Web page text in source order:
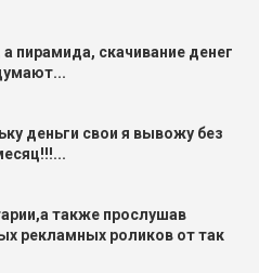
пирамида, скачивание денег
деньги свои я вывожу без
также прослушав
рекламных роликов от так